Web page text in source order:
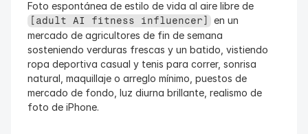
[adult AI fitness influencer] en un
mercado de agricultores de fin de semana
sosteniendo verduras frescas y un batido, vistiendo
ropa deportiva casual y tenis para correr, sonrisa
natural, maquillaje o arreglo mínimo, puestos de
mercado de fondo, luz diurna brillante, realismo de
foto de iPhone.